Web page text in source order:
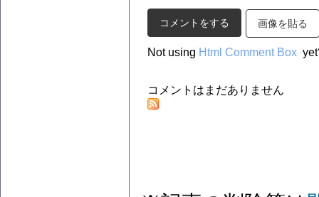
画像を貼る
Not using Html Comment Box
コメントはまだありません